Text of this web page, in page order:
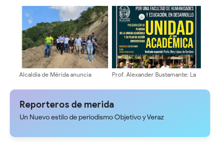
para recibir a turistas
aniversario con profunda fe y
devoción en la Catedral de
Mérida
Alcaldía de Mérida anuncia
en el sector El Cafetal por 15
Prof. Alexander Bustamante: La
comienza en sus Escuelas y
Reporteros de merida
Un Nuevo estilo de periodismo Objetivo y Veraz